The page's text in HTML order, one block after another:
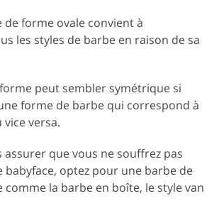
de forme ovale convient à
les styles de barbe en raison de sa
peut sembler symétrique si
forme de barbe qui correspond à
versa.
assurer que vous ne souffrez pas
babyface, optez pour une barbe de
comme la barbe en boîte, le style van